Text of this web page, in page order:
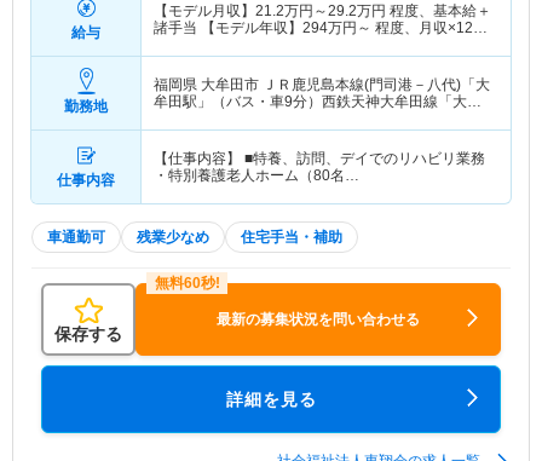
給与
【モデル月収】 21.2万円～29.2万円 程度、基本給＋
諸手当 【モデル年収】 294万円～ 程度、月収×12ヶ
勤務地
福岡県 大牟田市
ＪＲ鹿児島本線(門司港－八代)「大
牟田駅」（バス・車9分）西鉄天神大牟田線「大牟
仕事内容
【仕事内容】 ■特養、訪問、デイでのリハビリ業務
・特別養護老人ホーム（80名…
車通勤可 残業少なめ 住宅手当・補助
保存する
最新の募集状況を問い合わせる
詳細を見る